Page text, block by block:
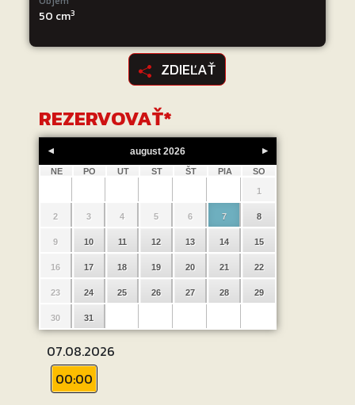
50 cm3
ZDIEĽAŤ
REZERVOVAŤ*
august 2026
NE PO UT ST ŠT PIA SO
1
2 3 4 5 6 7 8
9 10 11 12 13 14 15
16 17 18 19 20 21 22
23 24 25 26 27 28 29
30 31
07.08.2026
00:00